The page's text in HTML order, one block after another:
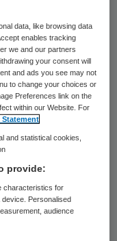
willen meer
baan in de
Grotenhuis,
Hogeschool
naar het
op
de
data, like browsing data
enables tracking
we and our partners
your consent will
and ads you see may not
to change your choices or
Preferences link on the
within our Website. For
Statement
and statistical cookies,
provide:
characteristics for
Personalised
audience